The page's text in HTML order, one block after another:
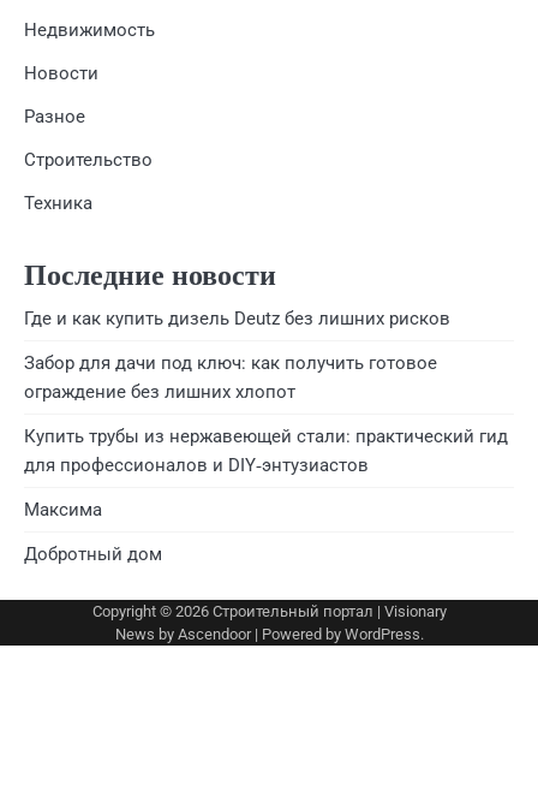
Недвижимость
Новости
Разное
Строительство
Техника
Последние новости
Где и как купить дизель Deutz без лишних рисков
Забор для дачи под ключ: как получить готовое
ограждение без лишних хлопот
Купить трубы из нержавеющей стали: практический гид
для профессионалов и DIY‑энтузиастов
Максима
Добротный дом
Copyright © 2026 Строительный портал | Visionary
News by Ascendoor| Powered by WordPress.